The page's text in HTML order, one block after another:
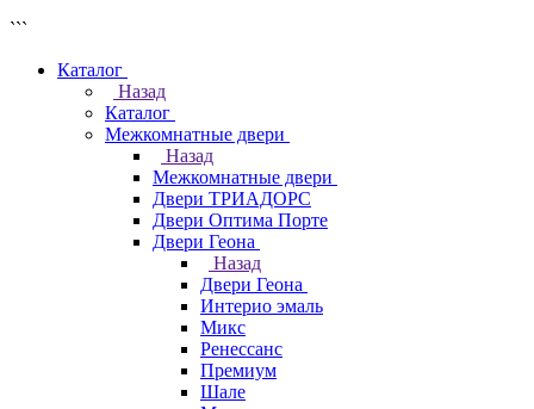
```
Каталог
Назад
Каталог
Межкомнатные двери
Назад
Межкомнатные двери
Двери ТРИАДОРС
Двери Оптима Порте
Двери Геона
Назад
Двери Геона
Интерио эмаль
Микс
Ренессанс
Премиум
Шале